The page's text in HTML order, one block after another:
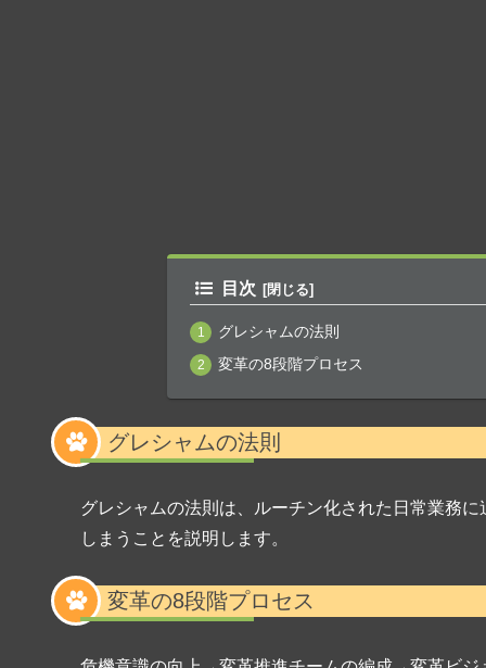
目次
グレシャムの法則
変革の8段階プロセス
グレシャムの法則
グレシャムの法則は、ルーチン化された日常業務
しまうことを説明します。
変革の8段階プロセス